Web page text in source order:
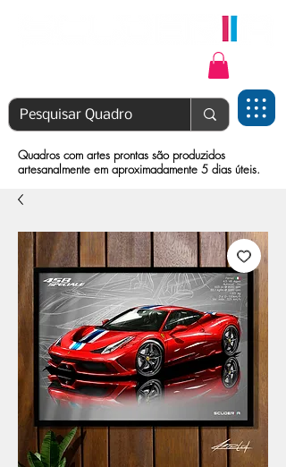
Quadros com artes prontas são produzidos
artesanalmente em aproximadamente 5 dias úteis.